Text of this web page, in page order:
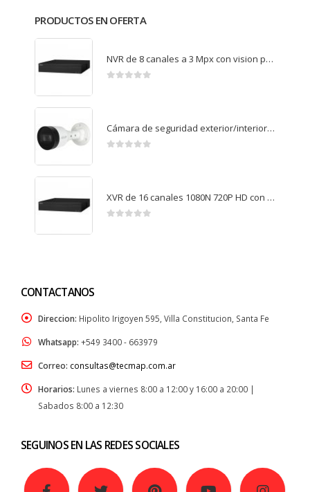
PRODUCTOS EN OFERTA
NVR de 8 canales a 3 Mpx con vision por internet NVR1B08HS-L
Cámara de seguridad exterior/interior IP bullet Full HD B1B20P
XVR de 16 canales 1080N 720P HD con vision por internet XVR4116HS
CONTACTANOS
Direccion: Hipolito Irigoyen 595, Villa Constitucion, Santa Fe
Whatsapp: +549 3400 - 663979
Correo: consultas@tecmap.com.ar
Horarios: Lunes a viernes 8:00 a 12:00 y 16:00 a 20:00 |
Sabados 8:00 a 12:30
SEGUINOS EN LAS REDES SOCIALES